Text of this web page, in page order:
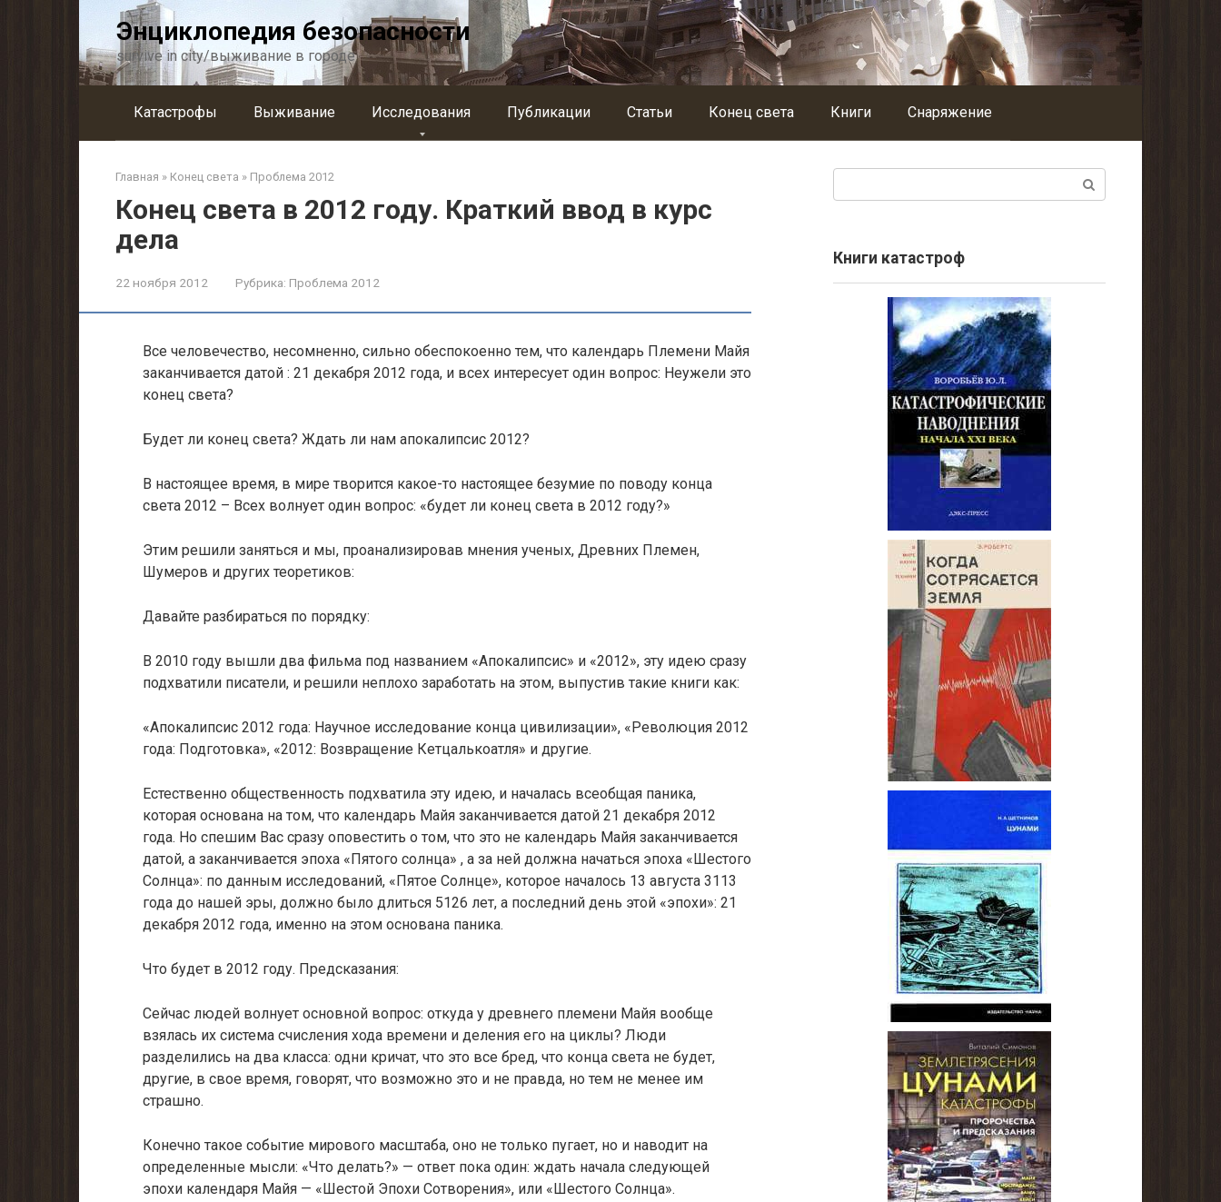
Энциклопедия безопасности
survive in city/выживание в городе
Катастрофы Выживание Исследования Публикации Статьи Конец света Книги Снаряжение
Главная » Конец света » Проблема 2012
Конец света в 2012 году. Краткий ввод в курс
дела
22 ноября 2012 Рубрика: Проблема 2012
Все человечество, несомненно, сильно обеспокоенно тем, что календарь Племени Майя
заканчивается датой : 21 декабря 2012 года, и всех интересует один вопрос: Неужели это
конец света?
Будет ли конец света? Ждать ли нам апокалипсис 2012?
В настоящее время, в мире творится какое-то настоящее безумие по поводу конца
света 2012 – Всех волнует один вопрос: «будет ли конец света в 2012 году?»
Этим решили заняться и мы, проанализировав мнения ученых, Древних Племен,
Шумеров и других теоретиков:
Давайте разбираться по порядку:
В 2010 году вышли два фильма под названием «Апокалипсис» и «2012», эту идею сразу
подхватили писатели, и решили неплохо заработать на этом, выпустив такие книги как:
«Апокалипсис 2012 года: Научное исследование конца цивилизации», «Революция 2012
года: Подготовка», «2012: Возвращение Кетцалькоатля» и другие.
Естественно общественность подхватила эту идею, и началась всеобщая паника,
которая основана на том, что календарь Майя заканчивается датой 21 декабря 2012
года. Но спешим Вас сразу оповестить о том, что это не календарь Майя заканчивается
датой, а заканчивается эпоха «Пятого солнца» , а за ней должна начаться эпоха «Шестого
Солнца»: по данным исследований, «Пятое Солнце», которое началось 13 августа 3113
года до нашей эры, должно было длиться 5126 лет, а последний день этой «эпохи»: 21
декабря 2012 года, именно на этом основана паника.
Что будет в 2012 году. Предсказания:
Сейчас людей волнует основной вопрос: откуда у древнего племени Майя вообще
взялась их система счисления хода времени и деления его на циклы? Люди
разделились на два класса: одни кричат, что это все бред, что конца света не будет,
другие, в свое время, говорят, что возможно это и не правда, но тем не менее им
страшно.
Конечно такое событие мирового масштаба, оно не только пугает, но и наводит на
определенные мысли: «Что делать?» — ответ пока один: ждать начала следующей
эпохи календаря Майя — «Шестой Эпохи Сотворения», или «Шестого Солнца».
Книги катастроф